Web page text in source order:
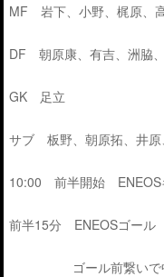
MF 岩下、小野、梶原、
DF 朝原康、有吉、洲脇
GK 足立
サブ 板野、朝原拓、井原
10:00 前半開始 ENEOS
前半15分 ENEOSゴー
ゴール前繋いで中